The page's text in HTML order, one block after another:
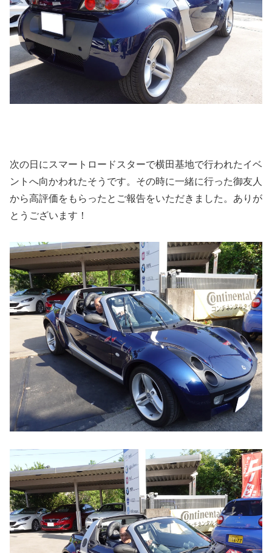
次の日にスマートロードスターで横田基地で行われたイベ
ントへ向かわれたそうです。その時に一緒に行った御友人
から高評価をもらったとご報告をいただきました。ありが
とうございます！